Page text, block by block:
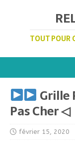
TOUT POUR
Grille
Pas Cher ◁
février 15, 2020